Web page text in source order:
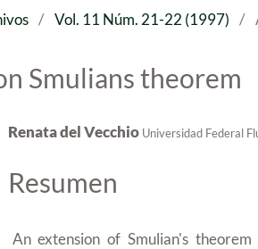
/ Vol. 11 Núm. 21-22 (1997) /
Smulians theorem
Renata del Vecchio Universidad Federal
Resumen
An extension of Smulian's